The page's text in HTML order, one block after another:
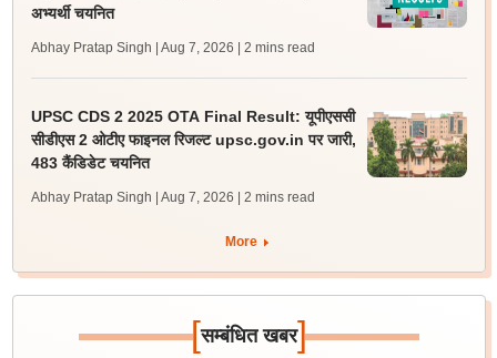
अभ्यर्थी चयनित
Abhay Pratap Singh | Aug 7, 2026 | 2 mins read
UPSC CDS 2 2025 OTA Final Result: यूपीएससी
सीडीएस 2 ओटीए फाइनल रिजल्ट upsc.gov.in पर जारी,
483 कैंडिडेट चयनित
Abhay Pratap Singh | Aug 7, 2026 | 2 mins read
More
[सम्बंधित खबर]